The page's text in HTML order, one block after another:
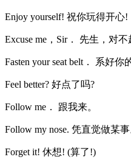
Enjoy yourself! 祝你玩得开心!
Excuse me，Sir． 先生，对不
Fasten your seat belt． 系好你
Feel better? 好点了吗?
Follow me． 跟我来。
Follow my nose. 凭直觉做某事
Forget it! 休想! (算了!)